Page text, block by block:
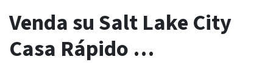
Venda su Salt Lake City
Casa Rápido …